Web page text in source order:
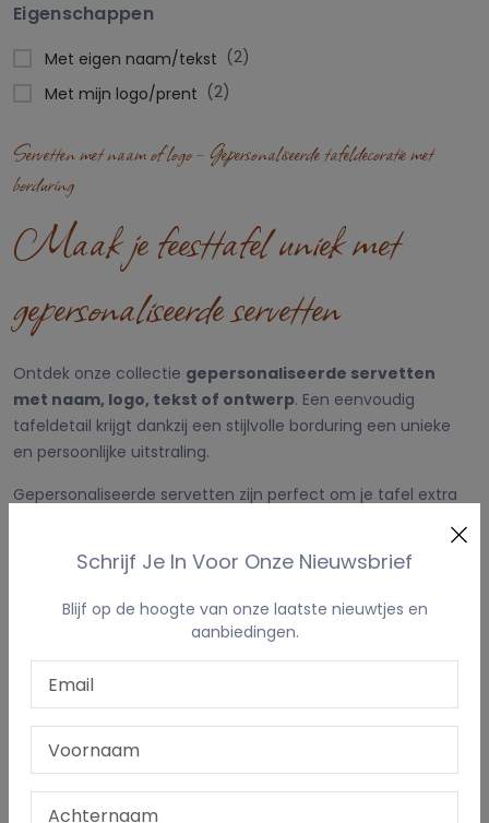
Eigenschappen
Met eigen naam/tekst (2)
Met mijn logo/prent (2)
Servetten met naam of logo – Gepersonaliseerde tafeldecoratie met
borduring
Maak je feesttafel uniek met
gepersonaliseerde servetten
Ontdek onze collectie gepersonaliseerde servetten
met naam, logo, tekst of ontwerp. Een eenvoudig
tafeldetail krijgt dankzij een stijlvolle borduring een unieke
en persoonlijke uitstraling.
Gepersonaliseerde servetten zijn perfect om je tafel extra
bijzonder aan te kleden tijdens speciale momenten, maar
Servetten met borduring voor elke
gelegenheid
Laat jouw servetten personaliseren met:
initialen
Schrijf Je In Voor Onze Nieuwsbrief
Blijf op de hoogte van onze laatste nieuwtjes en
aanbiedingen.